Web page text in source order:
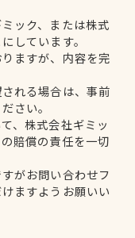
ック、または株式
しています。
ますが、内容を完
れる場合は、事前
さい。
、株式会社ギミッ
賠償の責任を一切
がお問い合わせフ
ますようお願いい